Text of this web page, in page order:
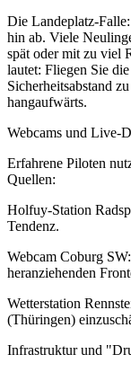
Die Landeplatz-
hin ab. Viele
spät oder mit zu viel
lautet: Fliegen Sie
Sicherheitsabstand
hangaufwärts.
Webcams und Live-
Erfahrene Piloten
Quellen:
Holfuy-Station
Tendenz.
Webcam Coburg
heranziehenden
Wetterstation
(Thüringen)
Infrastruktur und